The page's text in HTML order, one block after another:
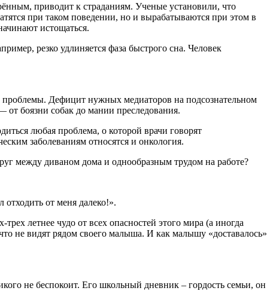
приводит к страданиям. Ученые установили, что
при таком поведении, но и вырабатываются при этом в
истощаться.
резко удлиняется фаза быстрого сна. Человек
Дефицит нужных медиаторов на подсознательном
боязни собак до мании преследования.
любая проблема, о которой врачи говорят
заболеваниям относятся и онкология.
между диваном дома и однообразным трудом на работе?
от меня далеко!».
летнее чудо от всех опасностей этого мира (а иногда
не видят рядом своего малыша. И как малышу «доставалось»
не беспокоит. Его школьный дневник – гордость семьи, он